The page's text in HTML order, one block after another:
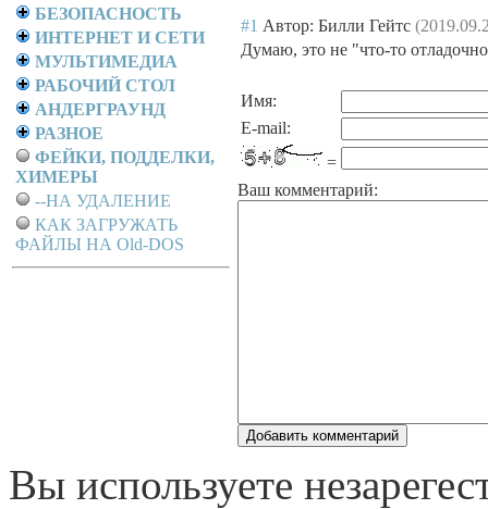
БЕЗОПАСНОСТЬ
ИНТЕРНЕТ И СЕТИ
МУЛЬТИМЕДИА
РАБОЧИЙ СТОЛ
АНДЕРГРАУНД
РАЗНОЕ
ФЕЙКИ, ПОДДЕЛКИ,
ХИМЕРЫ
--НА УДАЛЕНИЕ
КАК ЗАГРУЖАТЬ
ФАЙЛЫ НА Old-DOS
#1 Автор: Билли Гейтс
Думаю, это не "что-то
Имя:
E-mail:
=
Ваш комментарий:
Вы используете